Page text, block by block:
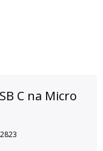
C na Micro